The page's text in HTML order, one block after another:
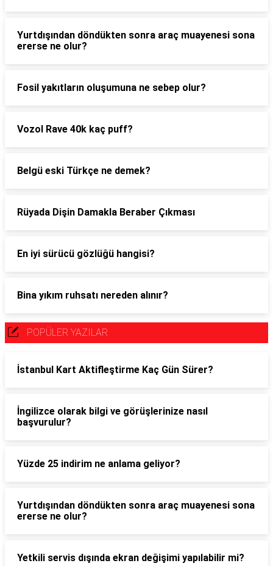
Yurtdışından döndükten sonra araç muayenesi sona
ererse ne olur?
Fosil yakıtların oluşumuna ne sebep olur?
Vozol Rave 40k kaç puff?
Belgü eski Türkçe ne demek?
Rüyada Dişin Damakla Beraber Çıkması
En iyi sürücü gözlüğü hangisi?
Bina yıkım ruhsatı nereden alınır?
POPÜLER YAZILAR
İstanbul Kart Aktifleştirme Kaç Gün Sürer?
İngilizce olarak bilgi ve görüşlerinize nasıl
başvurulur?
Yüzde 25 indirim ne anlama geliyor?
Yurtdışından döndükten sonra araç muayenesi sona
ererse ne olur?
Yetkili servis dışında ekran değişimi yapılabilir mi?